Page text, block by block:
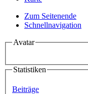
Zum Seitenende
Schnellnavigation
Avatar
Statistiken
Beiträge